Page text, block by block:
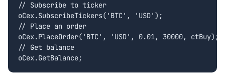
// Subscribe to ticker
oCex.SubscribeTickers('BTC', 'USD');
// Place an order
oCex.PlaceOrder('BTC', 'USD', 0.01, 30000, ctBuy);
// Get balance
oCex.GetBalance;